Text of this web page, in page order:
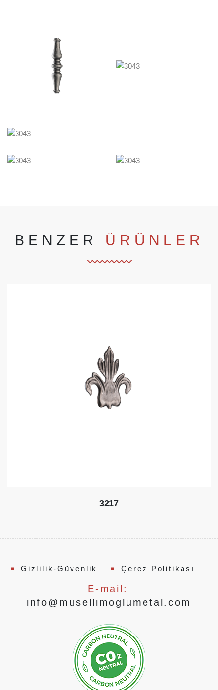
BENZER ÜRÜNLER
3217
Gizlilik-Güvenlik Çerez Politikası
E-mail:
info@musellimoglumetal.com